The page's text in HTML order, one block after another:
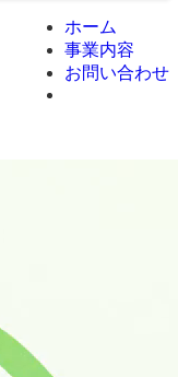
ホーム
事業内容
お問い合わせ